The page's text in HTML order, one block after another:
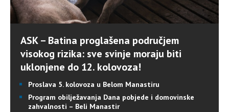
ASK – Batina proglašena područjem
visokog rizika: sve svinje moraju biti
uklonjene do 12. kolovoza!
Proslava 5. kolovoza u Belom Manastiru
Program obilježavanja Dana pobjede i domovinske
zahvalnosti – Beli Manastir